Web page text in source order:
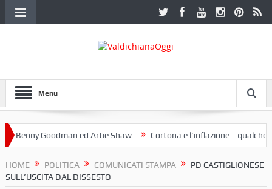
Menu
Goodman ed Artie Shaw Cortona e l’inflazione… qualche
HOME POLITICA COMUNICATI STAMPA
PD CASTIGLIONESE
SULL’USCITA DAL DISSESTO